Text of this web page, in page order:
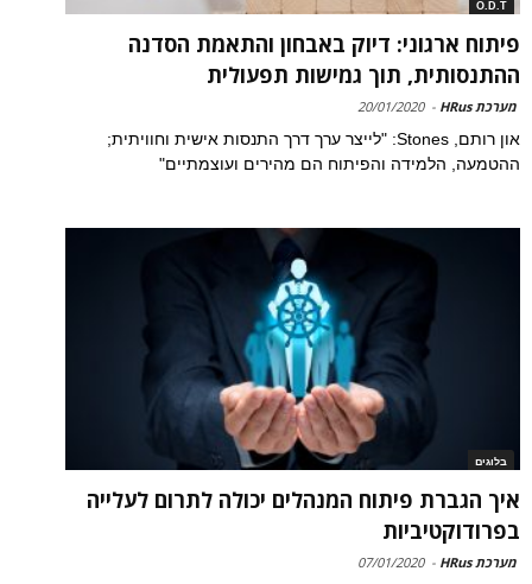
O.D.T
פיתוח ארגוני: דיוק באבחון והתאמת הסדנה
ההתנסותית, תוך גמישות תפעולית
מערכת HRus -
20/01/2020
און רותם, Stones: "לייצר ערך דרך התנסות אישית וחוויתית;
ההטמעה, הלמידה והפיתוח הם מהירים ועוצמתיים"
בלוגים
איך הגברת פיתוח המנהלים יכולה לתרום לעלייה
בפרודוקטיביות
מערכת HRus -
07/01/2020